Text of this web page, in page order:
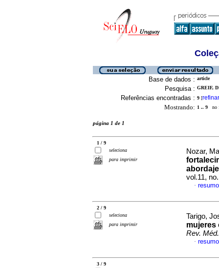
Base de dados : article
Pesquisa : GREIF,
Referências encontradas : 9 [refinar
Mostrando: 1 .. 9 no
página 1 de 1
1 / 9
seleciona
para imprimir
Nozar,
vol.11,
·
2 / 9
seleciona
para imprimir
Tarigo,
mujeres
Rev.
·
3 / 9